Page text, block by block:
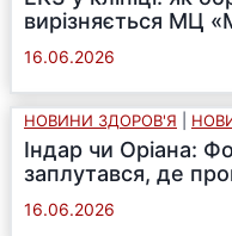
вирізняється МЦ
16.06.2026
НОВИНИ ЗДОРОВ'Я
Індар чи Оріана:
заплутався, де
16.06.2026